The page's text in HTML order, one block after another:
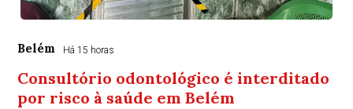
Belém Há 15 horas
Consultório odontológico é interditado
por risco à saúde em Belém